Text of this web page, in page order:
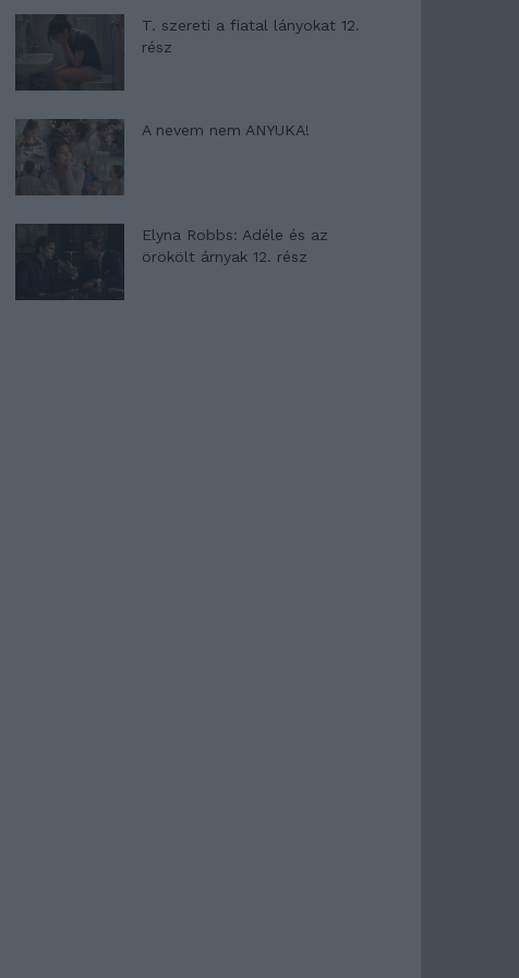
T. szereti a fiatal lányokat 12.
rész
A nevem nem ANYUKA!
Elyna Robbs: Adéle és az
örökölt árnyak 12. rész